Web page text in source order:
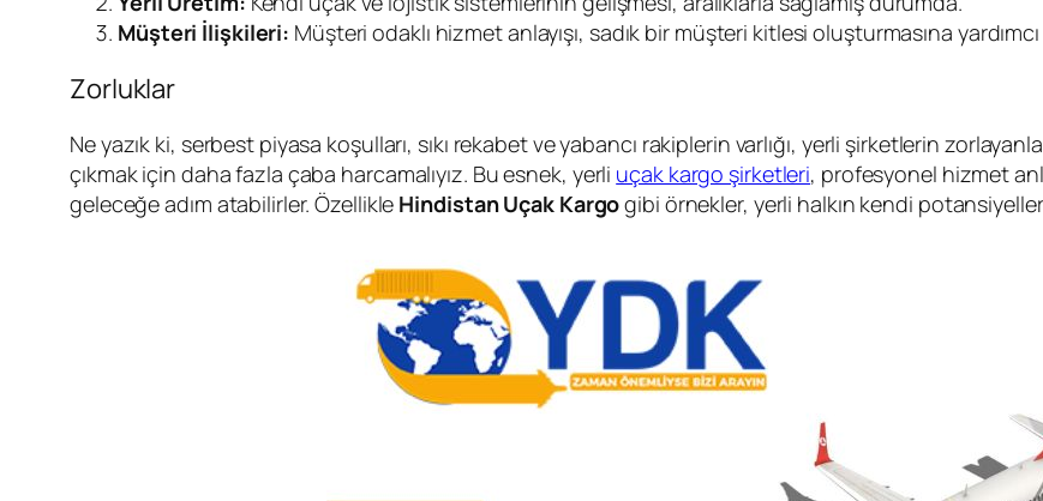
Müşteri İlişkileri: Müşteri odaklı hizmet anlayışı, sadık bir müşteri kitlesi oluşturmasına
Zorluklar
Ne yazık ki, serbest piyasa koşulları, sıkı rekabet ve yabancı rakiplerin varlığı, yerli şirketlerin
çıkmak için daha fazla çaba harcamalıyız. Bu esnek, yerli uçak kargo şirketleri, profesyonel hizmet
geleceğe adım atabilirler. Özellikle Hindistan Uçak Kargogibi örnekler, yerli halkın kendi